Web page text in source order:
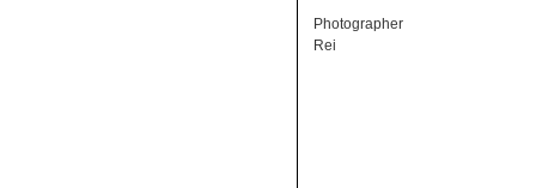
Photographer
Rei